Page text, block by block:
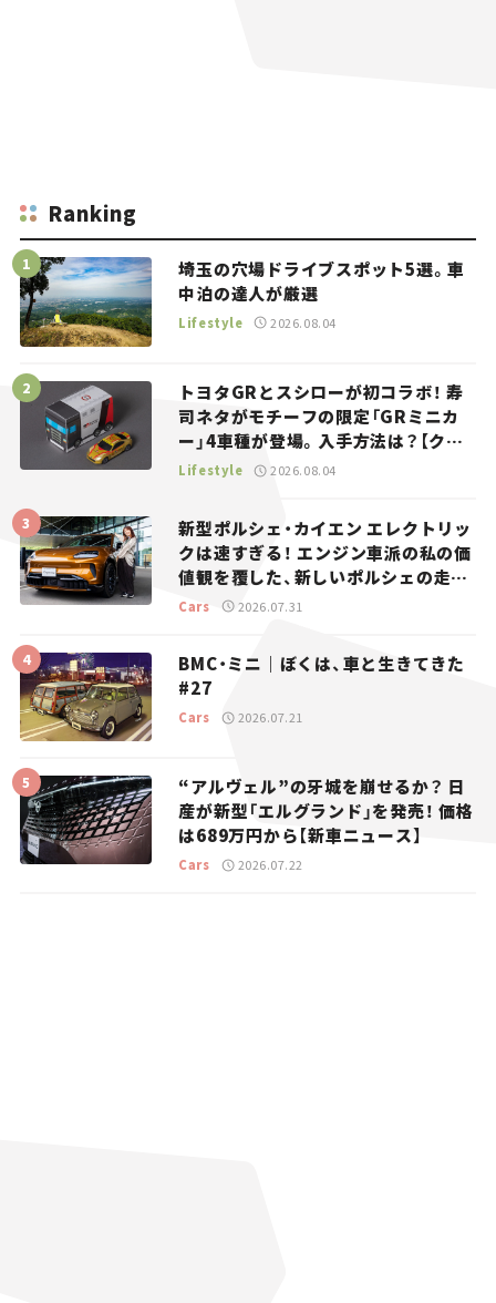
Ranking
埼玉の穴場ドライブスポット5選。車
中泊の達人が厳選
Lifestyle 2026.08.04
トヨタGRとスシローが初コラボ！ 寿
司ネタがモチーフの限定「GRミニカ
ー」4車種が登場。入手方法は？【クル
マとホビー】
Lifestyle 2026.08.04
新型ポルシェ・カイエン エレクトリッ
クは速すぎる！ エンジン車派の私の価
値観を覆した、新しいポルシェの走
り。
Cars 2026.07.31
BMC・ミニ｜ぼくは、車と生きてきた
#27
Cars 2026.07.21
“アルヴェル”の牙城を崩せるか？ 日
産が新型「エルグランド」を発売！ 価格
は689万円から【新車ニュース】
Cars 2026.07.22